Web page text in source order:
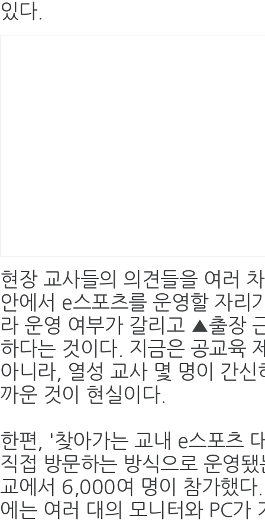
있다.
현장 교사들의 의견들을 여러
안에서 e스포츠를 운영할 자
라 운영 여부가 갈리고 ▲출장
하다는 것이다. 지금은 공교육
아니라, 열성 교사 몇 명이 간
까운 것이 현실이다.
한편, '찾아가는 교내 e스포츠
직접 방문하는 방식으로 운영
교에서 6,000여 명이 참가했다
에는 여러 대의 모니터와 PC가